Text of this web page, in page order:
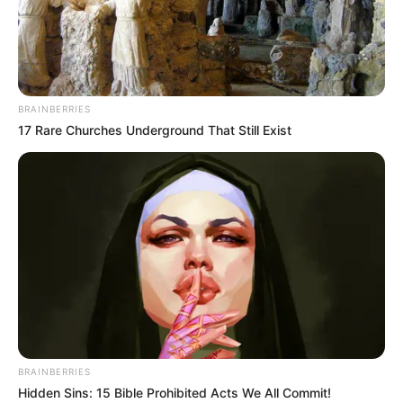
BRAINBERRIES
17 Rare Churches Underground That Still Exist
BRAINBERRIES
Hidden Sins: 15 Bible Prohibited Acts We All Commit!